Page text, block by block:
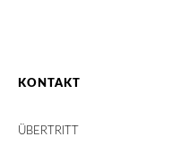
KONTAKT
ÜBERTRITT